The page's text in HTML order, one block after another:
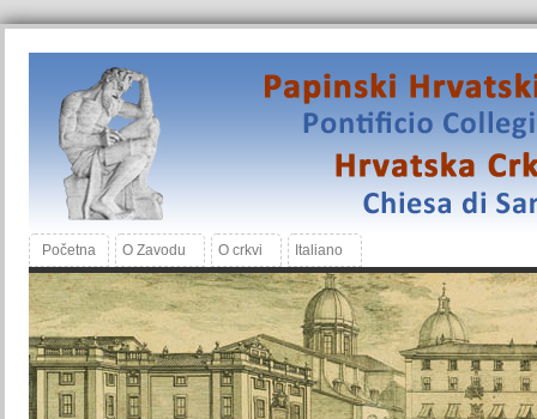
Početna O Zavodu O crkvi Italiano